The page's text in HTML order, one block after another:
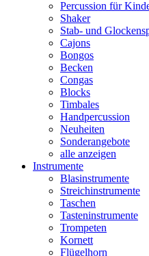
Percussion für
Shaker
Stab- und
Cajons
Bongos
Becken
Congas
Blocks
Timbales
Handpercussion
Neuheiten
Sonderangebote
alle anzeigen
Instrumente
Blasinstrumente
Streichinstrumente
Taschen
Tasteninstrumente
Trompeten
Kornett
Flügelhorn